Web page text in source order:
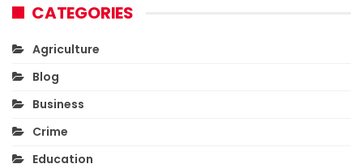
CATEGORIES
Agriculture
Blog
Business
Crime
Education